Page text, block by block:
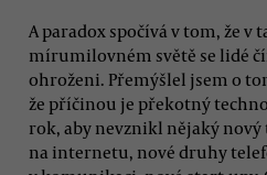
A paradox spočívá v tom, že v
mírumilovném světě se lidé
ohroženi. Přemýšlel jsem o
že příčinou je překotný
rok, aby nevznikl nějaký
na internetu, nové druhy